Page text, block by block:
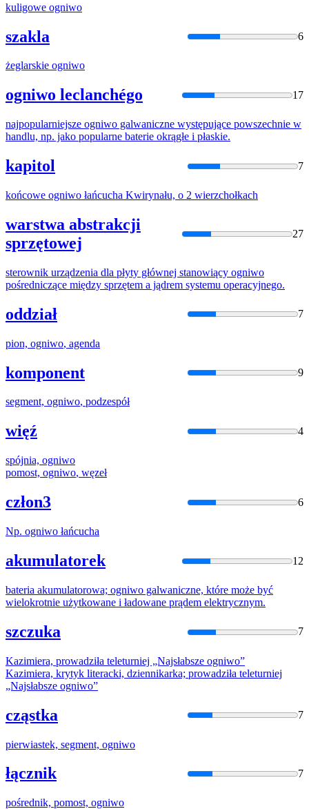
kuligowe ogniwo
szakla 6
żeglarskie ogniwo
ogniwo leclanchégo 17
najpopularniejsze ogniwo galwaniczne występujące powszechnie w
handlu, np. jako popularne baterie okrągłe i płaskie.
kapitol 7
końcowe ogniwo łańcucha Kwirynału, o 2 wierzchołkach
warstwa abstrakcji
sprzętowej
27
sterownik urządzenia dla płyty głównej stanowiący ogniwo
pośredniczące między sprzętem a jądrem systemu operacyjnego.
oddział 7
pion, ogniwo, agenda
komponent 9
segment, ogniwo, podzespół
więź 4
spójnia, ogniwo
pomost, ogniwo, węzeł
człon3 6
Np. ogniwo łańcucha
akumulatorek 12
bateria akumulatorowa; ogniwo galwaniczne, które może być
wielokrotnie użytkowane i ładowane prądem elektrycznym.
szczuka 7
Kazimiera, prowadziła teleturniej „Najsłabsze ogniwo”
Kazimiera, krytyk literacki, dziennikarka; prowadziła teleturniej
„Najsłabsze ogniwo”
cząstka 7
pierwiastek, segment, ogniwo
łącznik 7
pośrednik, pomost, ogniwo